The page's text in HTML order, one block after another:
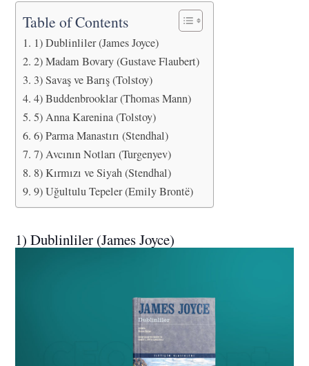
Table of Contents
1) Dublinliler (James Joyce)
2) Madam Bovary (Gustave Flaubert)
3) Savaş ve Barış (Tolstoy)
4) Buddenbrooklar (Thomas Mann)
5) Anna Karenina (Tolstoy)
6) Parma Manastırı (Stendhal)
7) Avcının Notları (Turgenyev)
8) Kırmızı ve Siyah (Stendhal)
9) Uğultulu Tepeler (Emily Brontë)
1) Dublinliler (James Joyce)